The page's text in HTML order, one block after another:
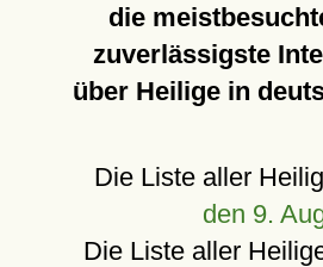
die
zuverlässigste
über Heilige in
Die Liste aller
den 9.
Die Liste aller